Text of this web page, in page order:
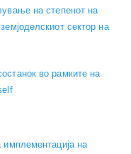
на степенот на
сектор на
во рамките на
имплементација на